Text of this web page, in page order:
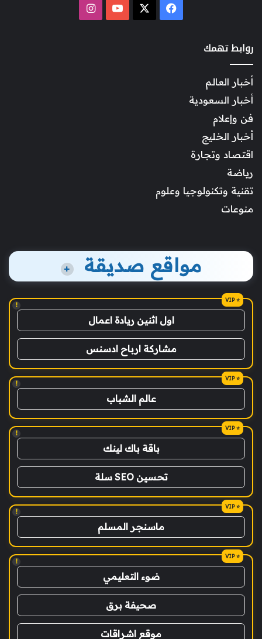
فيسبوك ‫YouTubeانستقرام
روابط تهمك
أخبار العالم
أخبار السعودية
فن وإعلام
أخبار الخليج
اقتصاد وتجارة
رياضة
تقنية وتكنولوجيا وعلوم
منوعات
مواقع صديقة +
!
اول اثنين ريادة اعمال
مشاركة ارباح ادسنس
!
عالم الشباب
!
باقة باك لينك
تحسين SEO سلة
!
ماسنجر المسلم
!
ضوء التعليمي
صحيفة برق
موقع اشراقات